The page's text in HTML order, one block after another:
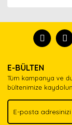
formunu
Görüş ve
Ürün
Ürün
Ürün fiyatı
Bu ürüne
E-BÜLTEN
Tüm kampanya ve
bültenimize